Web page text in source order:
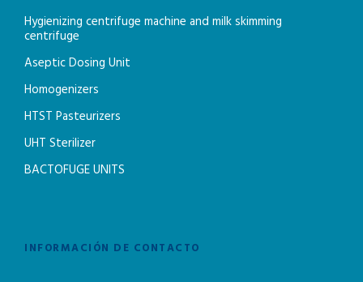
Hygienizing centrifuge machine and milk skimming
centrifuge
Aseptic Dosing Unit
Homogenizers
HTST Pasteurizers
UHT Sterilizer
BACTOFUGE UNITS
INFORMACIÓN DE CONTACTO